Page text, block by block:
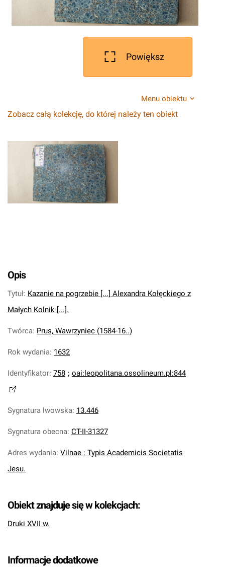
Powiększ
Menu obiektu
Zobacz całą kolekcję, do której należy ten obiekt
Opis
Tytuł: Kazanie na pogrzebie [...] Alexandra Kołęckiego z
Małych Kolnik [...].
Twórca: Prus, Wawrzyniec (1584-16..)
Rok wydania: 1632
Identyfikator: 758 ; oai:leopolitana.ossolineum.pl:844
Sygnatura lwowska: 13.446
Sygnatura obecna: CT-II-31327
Adres wydania: Vilnae : Typis Academicis Societatis
Jesu.
Obiekt znajduje się w kolekcjach:
Druki XVII w.
Informacje dodatkowe